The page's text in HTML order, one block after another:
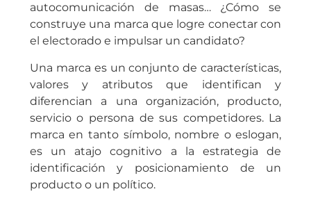
autocomunicación de masas… ¿Cómo se
construye una marca que logre conectar con
el electorado e impulsar un candidato?
Una marca es un conjunto de características,
valores y atributos que identifican y
diferencian a una organización, producto,
servicio o persona de sus competidores. La
marca en tanto símbolo, nombre o eslogan,
es un atajo cognitivo a la estrategia de
identificación y posicionamiento de un
producto o un político.